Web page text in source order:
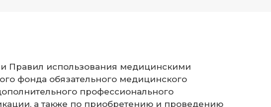
Правил использования медицинскими
фонда обязательного медицинского
профессионального
а также по приобретению и проведению